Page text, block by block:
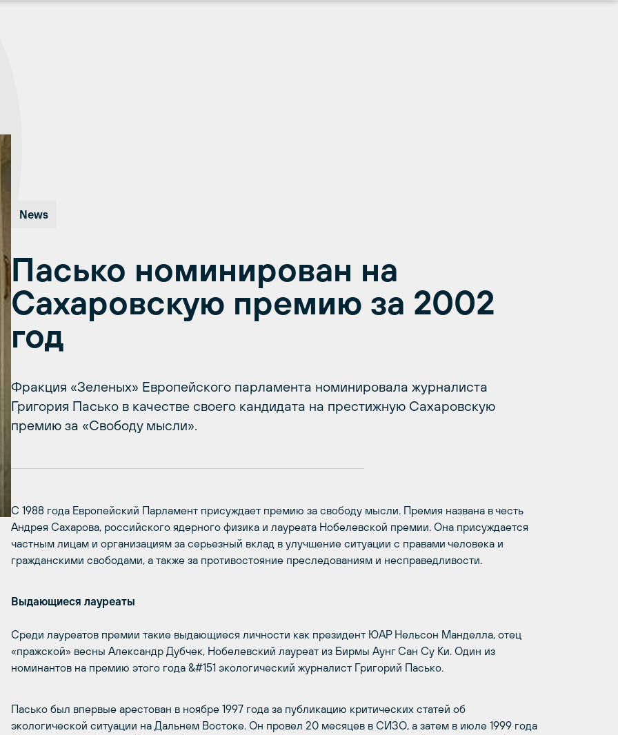
News
Пасько номинирован на
Сахаровскую премию за 2002
год
Фракция «Зеленых» Европейского парламента номинировала журналиста
Григория Пасько в качестве своего кандидата на престижную Сахаровскую
премию за «Свободу мысли».
С 1988 года Европейский Парламент присуждает премию за свободу мысли. Премия названа в честь
Андрея Сахарова, российского ядерного физика и лауреата Нобелевской премии. Она присуждается
частным лицам и организациям за серьезный вклад в улучшение ситуации с правами человека и
гражданскими свободами, а также за противостояние преследованиям и несправедливости.
Выдающиеся лауреаты
Среди лауреатов премии такие выдающиеся личности как президент ЮАР Нельсон Манделла, отец
«пражской» весны Александр Дубчек, Нобелевский лауреат из Бирмы Аунг Сан Су Ки. Один из
номинантов на премию этого года &#151 экологический журналист Григорий Пасько.
Пасько был впервые арестован в ноябре 1997 года за публикацию критических статей об
экологической ситуации на Дальнем Востоке. Он провел 20 месяцев в СИЗО, а затем в июле 1999 года